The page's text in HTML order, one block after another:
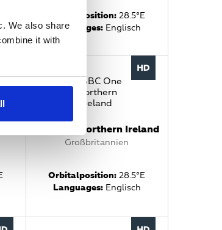
We also share
it with
Orbitalposition: 28.5°E
Languages:Englisch
BBC One Northern Ireland
Großbritannien
Orbitalposition: 28.5°E
Languages:Englisch